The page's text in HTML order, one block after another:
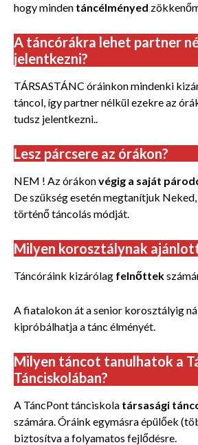
hogy minden táncélményed
A táncórákra lehet partner
jelentkezni?
TÁRSASTÁNC óráinkon mindenki
táncol, így partner nélkül ezekre az
tudsz jelentkezni..
Lesz párcsere az órákon?
NEM ! Az órákonvégig a saját
De szükség esetén megtanítjuk
történő táncolás módját.
Milyen korosztálynak
Táncóráink kizárólag felnőttek
A fiatalokon át a senior korosztályig
kipróbálhatja a tánc élményét.
Milyen táncot tanulhatok a
Tánciskolában?
A TáncPont tánciskola társasági
számára. Óráink egymásra épülőek
biztosítva a folyamatos fejlődésre.